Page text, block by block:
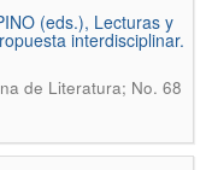
(eds.), Lecturas y
interdisciplinar.
de Literatura; No. 68